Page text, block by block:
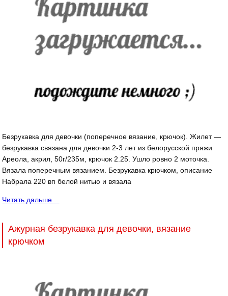
Безрукавка для девочки (поперечное вязание, крючок). Жилет —
безрукавка связана для девочки 2-3 лет из белорусской пряжи
Ареола, акрил, 50г/235м, крючок 2.25. Ушло ровно 2 моточка.
Вязала поперечным вязанием. Безрукавка крючком, описание
Набрала 220 вп белой нитью и вязала
Читать дальше…
Ажурная безрукавка для девочки, вязание
крючком